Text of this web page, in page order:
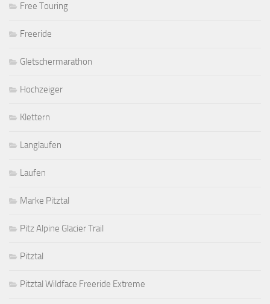
Free Touring
Freeride
Gletschermarathon
Hochzeiger
Klettern
Langlaufen
Laufen
Marke Pitztal
Pitz Alpine Glacier Trail
Pitztal
Pitztal Wildface Freeride Extreme